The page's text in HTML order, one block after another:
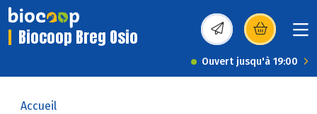
Biocoop Breg Osio (s’ouvre dans une
Ouvert jusqu'à 19:00
Accueil